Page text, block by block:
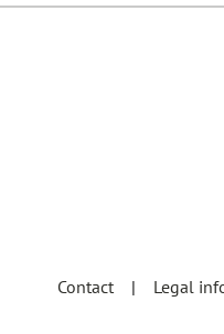
Contact Legal